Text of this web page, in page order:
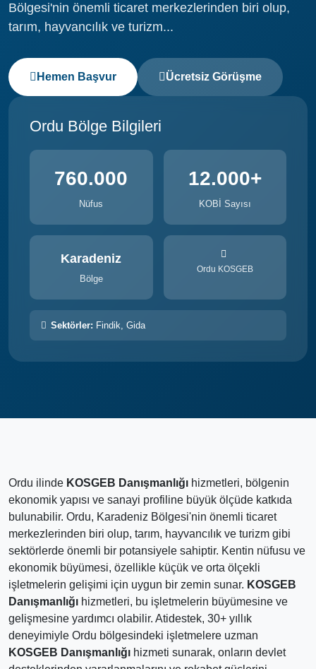
Bölgesi'nin önemli ticaret merkezlerinden biri olup,
tarım, hayvancılık ve turizm...
Hemen Başvur Ücretsiz Görüşme
Ordu Bölge Bilgileri
760.000
Nüfus
12.000+
KOBİ Sayısı
Karadeniz
Bölge
Ordu KOSGEB
Sektörler: Findik, Gida
Ordu ilinde KOSGEB Danışmanlığı hizmetleri, bölgenin
ekonomik yapısı ve sanayi profiline büyük ölçüde katkıda
bulunabilir. Ordu, Karadeniz Bölgesi'nin önemli ticaret
merkezlerinden biri olup, tarım, hayvancılık ve turizm gibi
sektörlerde önemli bir potansiyele sahiptir. Kentin nüfusu ve
ekonomik büyümesi, özellikle küçük ve orta ölçekli
işletmelerin gelişimi için uygun bir zemin sunar. KOSGEB
Danışmanlığı hizmetleri, bu işletmelerin büyümesine ve
gelişmesine yardımcı olabilir. Atidestek, 30+ yıllık
deneyimiyle Ordu bölgesindeki işletmelere uzman
KOSGEB Danışmanlığı hizmeti sunarak, onların devlet